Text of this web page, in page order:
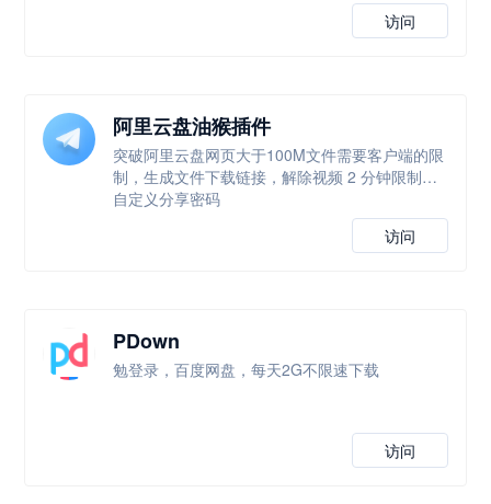
访问
阿里云盘油猴插件
突破阿里云盘网页大于100M文件需要客户端的限
制，生成文件下载链接，解除视频 2 分钟限制，
自定义分享密码
访问
PDown
勉登录，百度网盘，每天2G不限速下载
访问